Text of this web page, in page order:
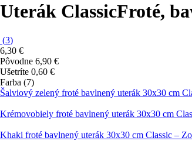
Uterák ClassicFroté,
(3)
6,30 €
Pôvodne 6,90 €
Ušetríte 0,60 €
Farba (7)
Šalviový zelený froté bavlnený uterák 30x30 cm
Krémovobiely froté bavlnený uterák 30x30 cm
Khaki froté bavlnený uterák 30x30 cm Classic –